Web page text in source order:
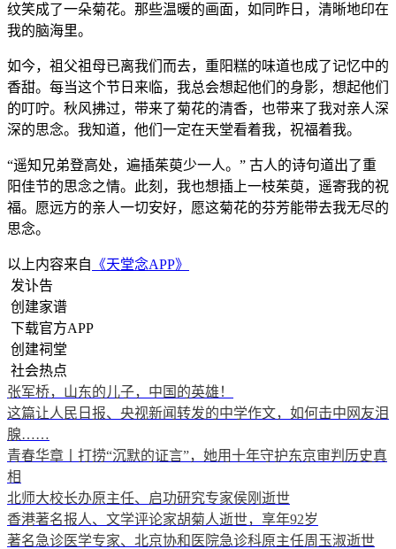
纹笑成了一朵菊花。那些温暖的画面，如同昨日，清晰地印在
我的脑海里。
如今，祖父祖母已离我们而去，重阳糕的味道也成了记忆中的
香甜。每当这个节日来临，我总会想起他们的身影，想起他们
的叮咛。秋风拂过，带来了菊花的清香，也带来了我对亲人深
深的思念。我知道，他们一定在天堂看着我，祝福着我。
“遥知兄弟登高处，遍插茱萸少一人。” 古人的诗句道出了重
阳佳节的思念之情。此刻，我也想插上一枝茱萸，遥寄我的祝
福。愿远方的亲人一切安好，愿这菊花的芬芳能带去我无尽的
思念。
以上内容来自 《天堂念APP》
发讣告
创建家谱
下载官方APP
创建祠堂
社会热点
张军桥，山东的儿子，中国的英雄！
这篇让人民日报、央视新闻转发的中学作文，如何击中网友泪
腺……
青春华章丨打捞“沉默的证言”，她用十年守护东京审判历史真
相
北师大校长办原主任、启功研究专家侯刚逝世
香港著名报人、文学评论家胡菊人逝世，享年92岁
著名急诊医学专家、北京协和医院急诊科原主任周玉淑逝世